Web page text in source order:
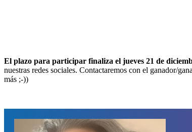
El plazo para participar finaliza el jueves 21 de
nuestras redes sociales. Contactaremos con el ganador/
más ;-))